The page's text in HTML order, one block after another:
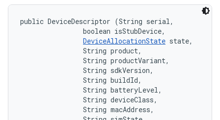
public DeviceDescriptor (String serial,
                boolean isStubDevice,
DeviceAllocationState state,
                String product,
                String productVariant,
                String sdkVersion,
                String buildId,
                String batteryLevel,
                String deviceClass,
                String macAddress,